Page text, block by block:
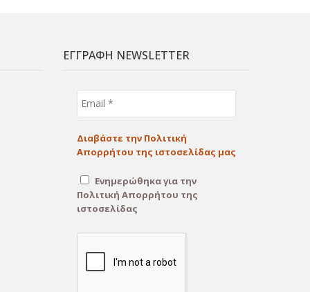
ΕΓΓΡΑΦΗ NEWSLETTER
Διαβάστε την Πολιτική
Απορρήτου της ιστοσελίδας μας
Ενημερώθηκα για την
Πολιτική Απορρήτου της
ιστοσελίδας